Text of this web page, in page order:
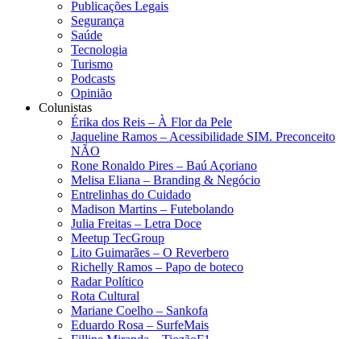
Publicações Legais
Segurança
Saúde
Tecnologia
Turismo
Podcasts
Opinião
Colunistas
Érika dos Reis​ – À Flor da Pele
Jaqueline Ramos – Acessibilidade SIM. Preconceito
NÃO
Rone Ronaldo Pires – Baú Açoriano
Melisa Eliana – Branding & Negócio
Entrelinhas do Cuidado
Madison Martins – Futebolando
Julia Freitas​ – Letra Doce
Meetup TecGroup
Lito Guimarães – O Reverbero
Richelly Ramos​ – Papo de boteco
Radar Político
Rota Cultural
Mariane Coelho – Sankofa
Eduardo Rosa​ – SurfeMais